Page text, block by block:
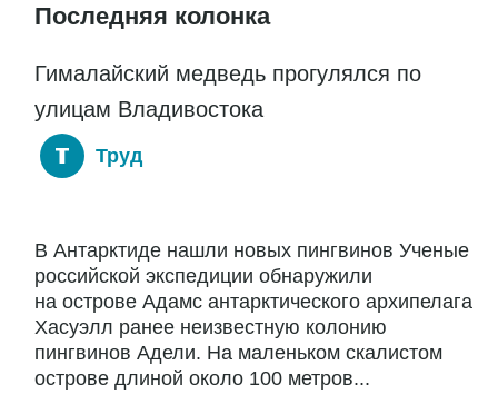
Последняя колонка
Гималайский медведь прогулялся по
улицам Владивостока
Труд
В Антарктиде нашли новых пингвинов Ученые
российской экспедиции обнаружили
на острове Адамс антарктического архипелага
Хасуэлл ранее неизвестную колонию
пингвинов Адели. На маленьком скалистом
острове длиной около 100 метров...